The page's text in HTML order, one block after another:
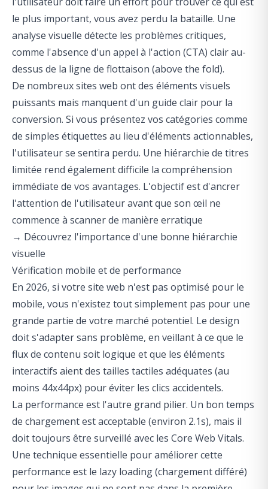
le plus important, vous avez perdu la bataille. Une
analyse visuelle détecte les problèmes critiques,
comme l'absence d'un appel à l'action (CTA) clair au-
dessus de la ligne de flottaison (above the fold).
De nombreux sites web ont des éléments visuels
puissants mais manquent d'un guide clair pour la
conversion. Si vous présentez vos catégories comme
de simples étiquettes au lieu d'éléments actionnables,
l'utilisateur se sentira perdu. Une hiérarchie de titres
limitée rend également difficile la compréhension
immédiate de vos avantages. L'objectif est d'ancrer
l'attention de l'utilisateur avant que son œil ne
commence à scanner de manière erratique
→ Découvrez l'importance d'une bonne hiérarchie
visuelle
Vérification mobile et de performance
En 2026, si votre site web n'est pas optimisé pour le
mobile, vous n'existez tout simplement pas pour une
grande partie de votre marché potentiel. Le design
doit s'adapter sans problème, en veillant à ce que le
flux de contenu soit logique et que les éléments
interactifs aient des tailles tactiles adéquates (au
moins 44x44px) pour éviter les clics accidentels.
La performance est l'autre grand pilier. Un bon temps
de chargement est acceptable (environ 2.1s), mais il
doit toujours être surveillé avec les Core Web Vitals.
Une technique essentielle pour améliorer cette
performance est le lazy loading (chargement différé)